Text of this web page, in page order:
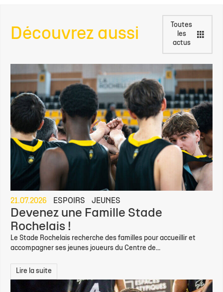
Découvrez aussi
Toutes
les
actus
21.07.2026 ESPOIRS JEUNES
Devenez une Famille Stade
Rochelais !
Le Stade Rochelais recherche des familles pour accueillir et
accompagner ses jeunes joueurs du Centre de...
Lire la suite